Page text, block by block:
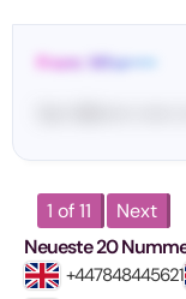
From: Wha•••••
Yo•• Wh••••• ••••••
1 of 11
Next
Neueste 20
+447848445621